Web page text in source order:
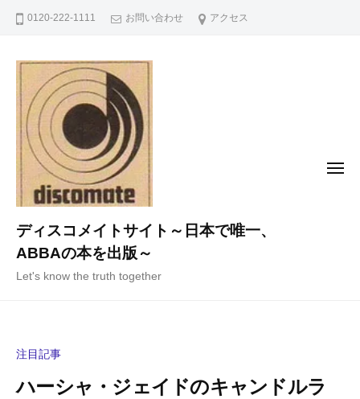
0120-222-1111 お問い合わせ アクセス
ディスコメイトサイト～日本で唯一、
ABBAの本を出版～
Let's know the truth together
メ
注目記事
ハーシャ・ジェイドのキャンドルラ